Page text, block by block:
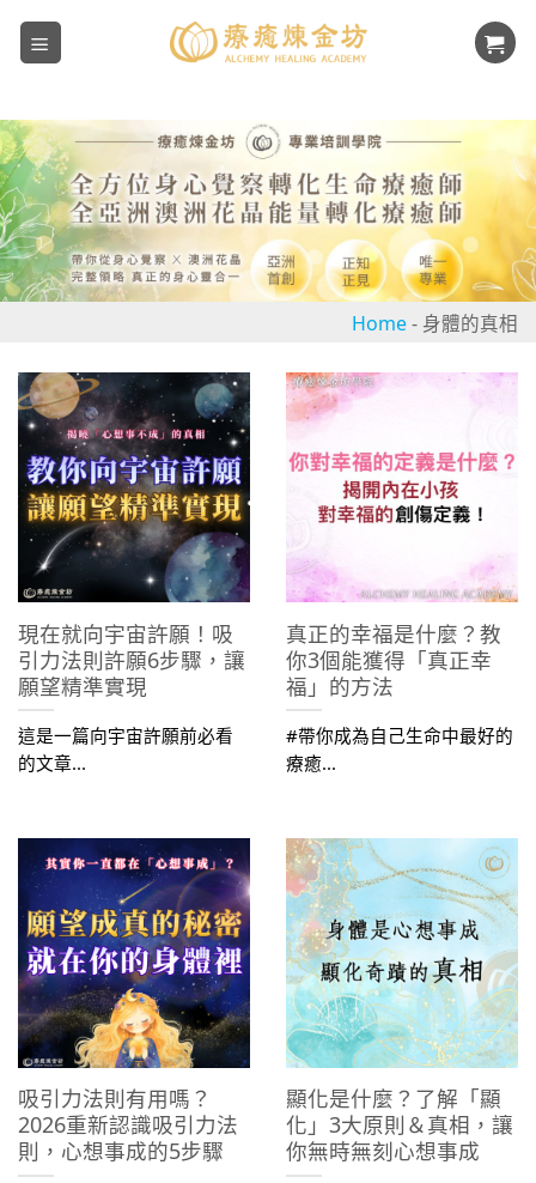
Skip
Home- 身體的真相
現在就向宇宙許願！吸
引力法則許願6步驟，讓
願望精準實現
這是一篇向宇宙許願前必看
的文章...
真正的幸福是什麼？教
你3個能獲得「真正幸
福」的方法
#帶你成為自己生命中最好的
療癒...
吸引力法則有用嗎？
2026重新認識吸引力法
則，心想事成的5步驟
顯化是什麼？了解「顯
化」3大原則＆真相，讓
你無時無刻心想事成